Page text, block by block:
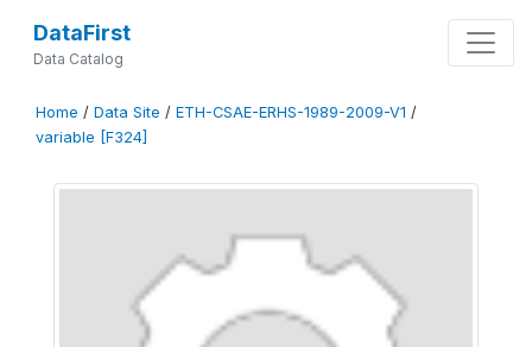
DataFirst
Data Catalog
Home / Data Site / ETH-CSAE-ERHS-1989-2009-V1 /
variable [F324]